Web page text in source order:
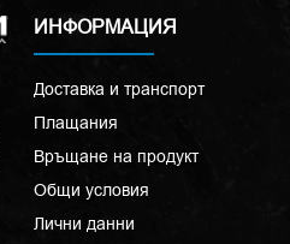
ИНФОРМАЦИЯ
Доставка и транспорт
Плащания
Връщане на продукт
Общи условия
Лични данни